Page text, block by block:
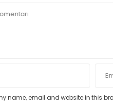
name, email and website in this